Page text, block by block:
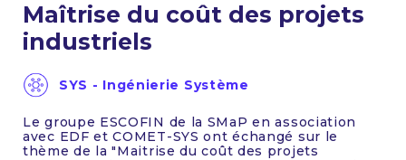
Maîtrise du coût des projets
industriels
SYS - Ingénierie Système
Le groupe ESCOFIN de la SMaP en association
avec EDF et COMET-SYS ont échangé sur le
thème de la "Maitrise du coût des projets